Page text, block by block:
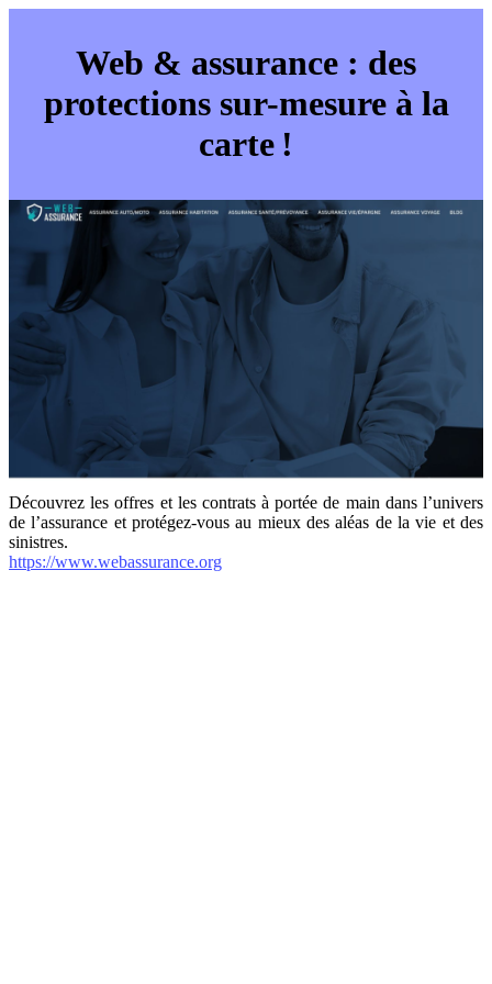
Web & assurance : des
protections sur-mesure à la
carte !
Découvrez les offres et les contrats à portée de main dans l’univers
de l’assurance et protégez-vous au mieux des aléas de la vie et des
sinistres.
https://www.webassurance.org